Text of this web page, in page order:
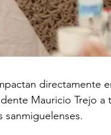
directamente
Mauricio Trejo
sanmiguelenses.